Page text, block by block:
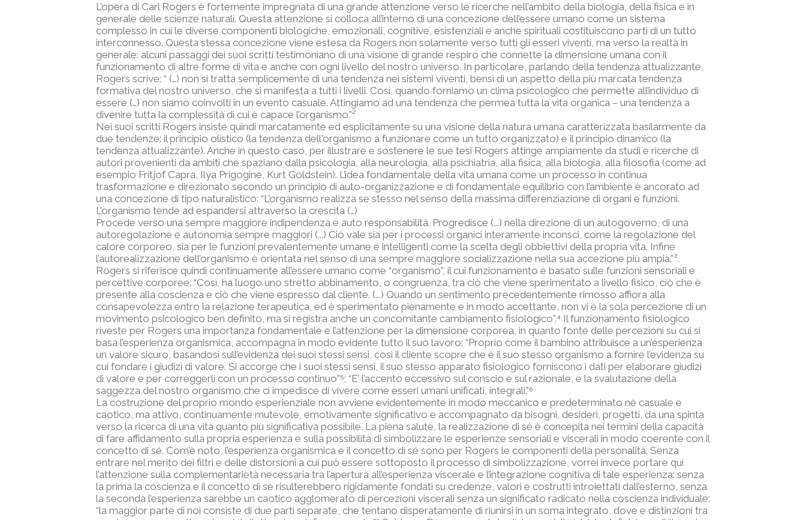
L’opera di Carl Rogers è fortemente impregnata di una grande attenzione verso le ricerche nell’ambito della biologia, della fisica e in
generale delle scienze naturali. Questa attenzione si colloca all’interno di una concezione dell’essere umano come un sistema
complesso in cui le diverse componenti biologiche, emozionali, cognitive, esistenziali e anche spirituali costituiscono parti di un tutto
interconnesso. Questa stessa concezione viene estesa da Rogers non solamente verso tutti gli esseri viventi, ma verso la realtà in
generale: alcuni passaggi dei suoi scritti testimoniano di una visione di grande respiro che connette la dimensione umana con il
funzionamento di altre forme di vita e anche con ogni livello del nostro universo. In particolare, parlando della tendenza attualizzante,
Rogers scrive: “ (…) non si tratta semplicemente di una tendenza nei sistemi viventi, bensì di un aspetto della più marcata tendenza
formativa del nostro universo, che si manifesta a tutti i livelli. Così, quando forniamo un clima psicologico che permette all’individuo di
essere (…) non siamo coinvolti in un evento casuale. Attingiamo ad una tendenza che permea tutta la vita organica – una tendenza a
divenire tutta la complessità di cui è capace l’organismo.”²
Nei suoi scritti Rogers insiste quindi marcatamente ed esplicitamente su una visione della natura umana caratterizzata basilarmente da
due tendenze: il principio olistico (la tendenza dell'organismo a funzionare come un tutto organizzato) e il principio dinamico (la
tendenza attualizzante). Anche in questo caso, per illustrare e sostenere le sue tesi Rogers attinge ampiamente da studi e ricerche di
autori provenienti da ambiti che spaziano dalla psicologia, alla neurologia, alla psichiatria, alla fisica, alla biologia, alla filosofia (come ad
esempio Fritjof Capra, Ilya Prigogine, Kurt Goldstein). L’idea fondamentale della vita umana come un processo in continua
trasformazione e direzionato secondo un principio di auto-organizzazione e di fondamentale equilibrio con l’ambiente è ancorato ad
una concezione di tipo naturalistico: “L’organismo realizza se stesso nel senso della massima differenziazione di organi e funzioni.
L’organismo tende ad espandersi attraverso la crescita (…)
Procede verso una sempre maggiore indipendenza e auto responsabilità. Progredisce (...) nella direzione di un autogoverno, di una
autoregolazione e autonomia sempre maggiori (...) Ciò vale sia per i processi organici interamente inconsci, come la regolazione del
calore corporeo, sia per le funzioni prevalentemente umane e intelligenti come la scelta degli obbiettivi della propria vita. Infine
l’autorealizzazione dell’organismo è orientata nel senso di una sempre maggiore socializzazione nella sua accezione più ampia.”³.
Rogers si riferisce quindi continuamente all’essere umano come “organismo”, il cui funzionamento è basato sulle funzioni sensoriali e
percettive corporee: “Così, ha luogo uno stretto abbinamento, o congruenza, tra ciò che viene sperimentato a livello fisico, ciò che è
presente alla coscienza e ciò che viene espresso dal cliente. (...) Quando un sentimento precedentemente rimosso affiora alla
consapevolezza entro la relazione terapeutica, ed è sperimentato pienamente e in modo accettante, non vi è la sola percezione di un
movimento psicologico ben definito, ma si registra anche un concomitante cambiamento fisiologico”.⁴ Il funzionamento fisiologico
riveste per Rogers una importanza fondamentale e l’attenzione per la dimensione corporea, in quanto fonte delle percezioni su cui si
basa l’esperienza organismica, accompagna in modo evidente tutto il suo lavoro: “Proprio come il bambino attribuisce a un’esperienza
un valore sicuro, basandosi sull’evidenza dei suoi stessi sensi, così il cliente scopre che è il suo stesso organismo a fornire l’evidenza su
cui fondare i giudizi di valore. Si accorge che i suoi stessi sensi, il suo stesso apparato fisiologico forniscono i dati per elaborare giudizi
di valore e per correggerli con un processo continuo”⁵; “E’ l’accento eccessivo sul conscio e sul razionale, e la svalutazione della
saggezza del nostro organismo che ci impedisce di vivere come esseri umani unificati, integrali.”⁶
La costruzione del proprio mondo esperienziale non avviene evidentemente in modo meccanico e predeterminato né casuale e
caotico, ma attivo, continuamente mutevole, emotivamente significativo e accompagnato da bisogni, desideri, progetti, da una spinta
verso la ricerca di una vita quanto più significativa possibile. La piena salute, la realizzazione di sé è concepita nei termini della capacità
di fare affidamento sulla propria esperienza e sulla possibilità di simbolizzare le esperienze sensoriali e viscerali in modo coerente con il
concetto di sé. Com’è noto, l’esperienza organismica e il concetto di sé sono per Rogers le componenti della personalità. Senza
entrare nel merito dei filtri e delle distorsioni a cui può essere sottoposto il processo di simbolizzazione, vorrei invece portare qui
l’attenzione sulla complementarietà necessaria tra l’apertura all’esperienza viscerale e l’integrazione cognitiva di tale esperienza: senza
la prima la coscienza e il concetto di sé risulterebbero rigidamente fondati su credenze, valori e costrutti introiettati dall’esterno, senza
la seconda l’esperienza sarebbe un caotico agglomerato di percezioni viscerali senza un significato radicato nella coscienza individuale:
“la maggior parte di noi consiste di due parti separate, che tentano disperatamente di riunirsi in un soma integrato, dove e distinzioni tra